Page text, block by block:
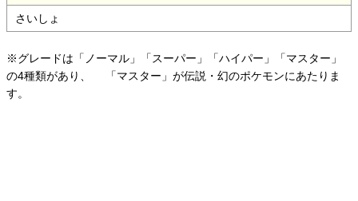
さいしょ
※グレードは「ノーマル」「スーパー」「ハイパー」「マスター」
の4種類があり、
「マスター」が伝説・幻のポケモンにあたりま
す。